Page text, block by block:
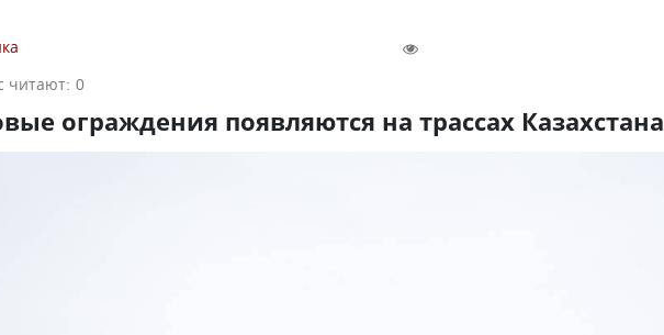
читают: 0
ограждения появляются на трассах Казахстана